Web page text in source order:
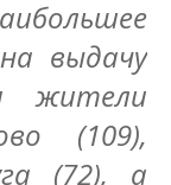
выдачу
жители
(109),
(72), а